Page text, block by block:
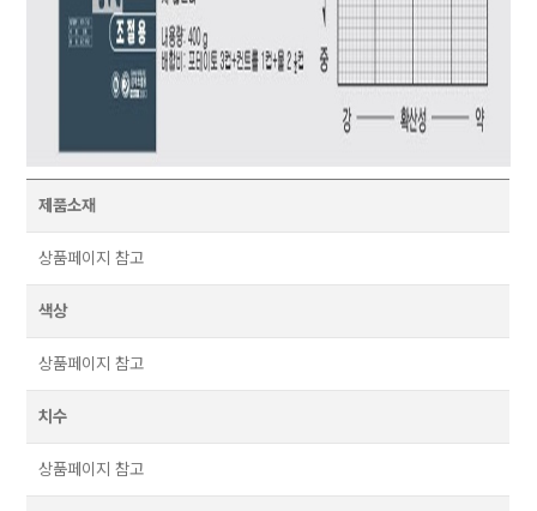
제품소재
상품페이지 참고
색상
상품페이지 참고
치수
상품페이지 참고